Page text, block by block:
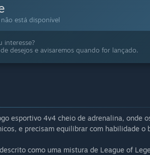
está disponível
interesse?
desejos e avisaremos quando for lançado.
esportivo 4v4 cheio de adrenalina, onde
e precisam equilibrar com habilidade
como uma mistura de League of